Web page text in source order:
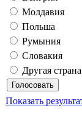
Молдавия
Польша
Румыния
Словакия
Другая страна
Показать